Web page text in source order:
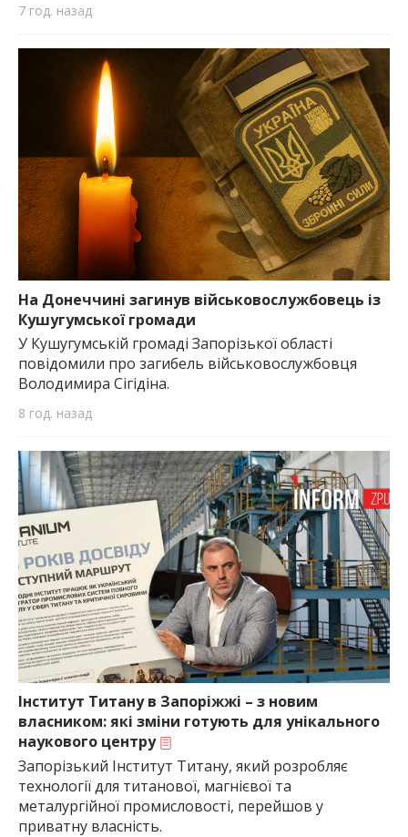
7 год. назад
На Донеччині загинув військовослужбовець із
Кушугумської громади
У Кушугумській громаді Запорізької області
повідомили про загибель військовослужбовця
Володимира Сігідіна.
8 год. назад
Інститут Титану в Запоріжжі – з новим
власником: які зміни готують для унікального
наукового центру
Запорізький Інститут Титану, який розробляє
технології для титанової, магнієвої та
металургійної промисловості, перейшов у
приватну власність.